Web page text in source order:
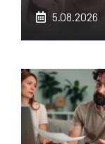
5.08.2026